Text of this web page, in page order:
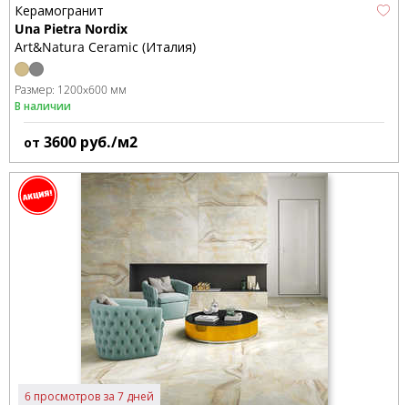
Керамогранит
Una Pietra Nordix
Art&Natura Ceramic (Италия)
Размер: 1200x600 мм
В наличии
от 3600 руб./м2
6 просмотров за 7 дней